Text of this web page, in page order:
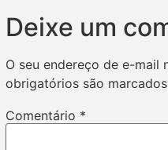
Deixe um
O seu endereço de e-mail
obrigatórios são
Comentário *